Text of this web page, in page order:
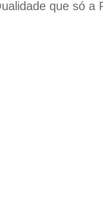
que só a